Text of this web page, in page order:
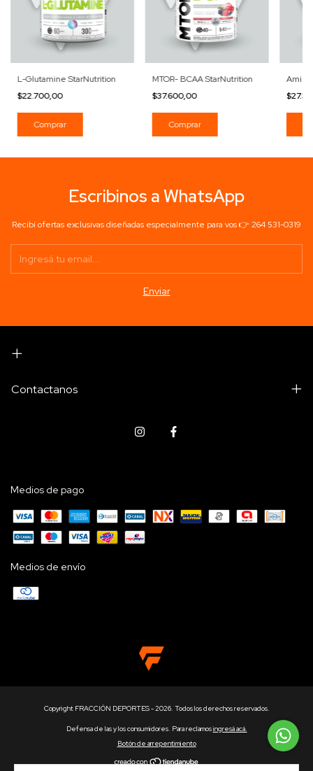
L-Glutamine StarNutrition
$22.700,00
Comprar
MTOR- BCAA StarNutrition
$37.600,00
Comprar
Amino
Escribinos a WhatsApp
Recibí ofertas exclusivas diseñadas especialmente para vos 👉 264 531-0319
Contactanos
Medios de pago
Medios de envío
Copyright FRACCIÓN DEPORTES - 2026. Todos los derechos reservados.
Defensa de las y los consumidores. Para reclamosingresá acá.
Botón de arrepentimiento